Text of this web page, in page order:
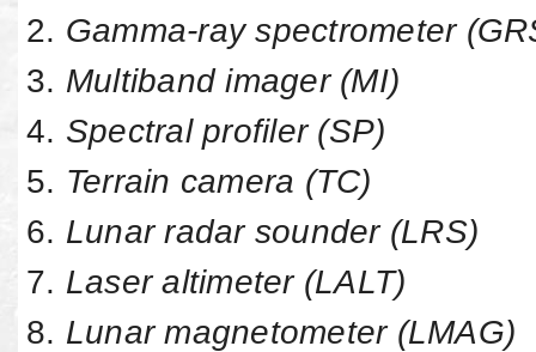
Gamma-ray spectrometer
Multiband imager (MI)
Spectral profiler (SP)
Terrain camera (TC)
Lunar radar sounder (LRS)
Laser altimeter (LALT)
Lunar magnetometer (LMAG)